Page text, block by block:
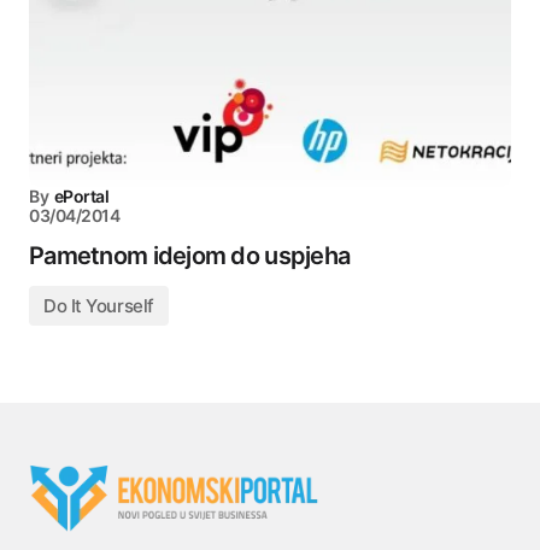
By ePortal
03/04/2014
Pametnom idejom do uspjeha
Do It Yourself